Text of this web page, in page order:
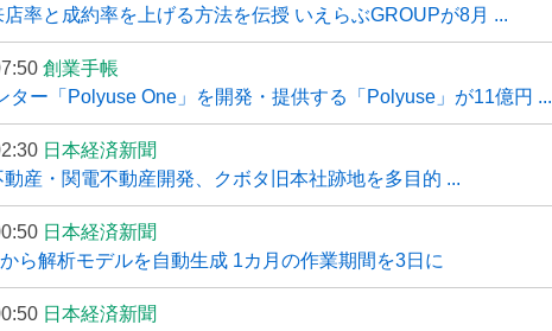
率と成約率を上げる方法を伝授 いえらぶGROUPが8月 ...
創業手帳
ター「Polyuse One」を開発・提供する「Polyuse」が11億円 ...
日本経済新聞
産・関電不動産開発、クボタ旧本社跡地を多目的 ...
日本経済新聞
ら解析モデルを自動生成 1カ月の作業期間を3日に
日本経済新聞